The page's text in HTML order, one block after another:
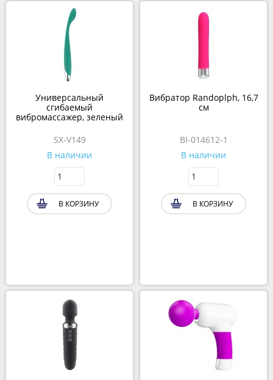
Универсальный
сгибаемый
вибромассажер, зеленый
SX-V149
В наличии
В КОРЗИНУ
Вибратор Randoplph, 16,7
см
BI-014612-1
В наличии
В КОРЗИНУ